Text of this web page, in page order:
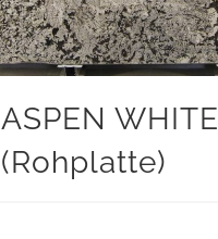
ASPEN WHITE
(Rohplatte)